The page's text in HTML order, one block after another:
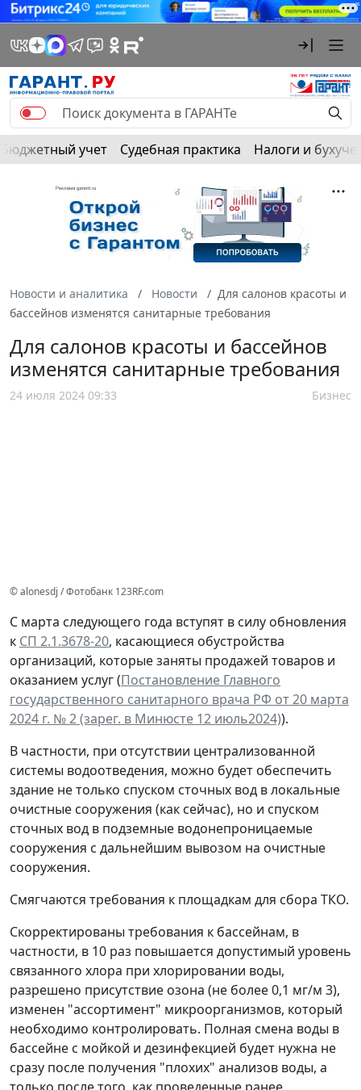
Бюджетный учет Судебная практика Налоги и
Новости и аналитика Новости
Для салонов красоты и
бассейнов изменятся санитарные требования
Для салонов красоты и бассейнов
изменятся санитарные требования
24 июля 2024 09:33 Бизнес
© alonesdj / Фотобанк 123RF.com
С марта следующего года вступят в силу обновления
к СП 2.1.3678-20, касающиеся обустройства
организаций, которые заняты продажей товаров и
оказанием услуг (Постановление Главного
государственного санитарного врача РФ от 20 марта
2024 г. № 2 (зарег. в Минюсте 12 июль2024)).
В частности, при отсутствии централизованной
системы водоотведения, можно будет обеспечить
здание не только спуском сточных вод в локальные
очистные сооружения (как сейчас), но и спуском
сточных вод в подземные водонепроницаемые
сооружения с дальнейшим вывозом на очистные
сооружения.
Смягчаются требования к площадкам для сбора ТКО.
Скорректированы требования к бассейнам, в
частности, в 10 раз повышается допустимый уровень
связанного хлора при хлорировании воды,
разрешено присутствие озона (не более 0,1 мг/м 3),
изменен "ассортимент" микроорганизмов, который
необходимо контролировать. Полная смена воды в
бассейне с мойкой и дезинфекцией будет нужна не
сразу после получения "плохих" анализов воды, а